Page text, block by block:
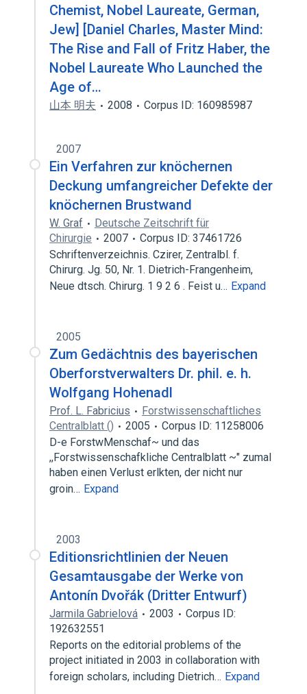
Chemist, Nobel Laureate, German,
Jew] [Daniel Charles, Master Mind:
The Rise and Fall of Fritz Haber, the
Nobel Laureate Who Launched the
Age of…
山本 明夫 2008 Corpus ID: 160985987
2007
Ein Verfahren zur knöchernen
Deckung umfangreicher Defekte der
knöchernen Brustwand
W. Graf
Deutsche Zeitschrift für
Chirurgie
2007
Corpus ID: 37461726
Schriftenverzeichnis. Czirer, Zentralbl. f.
Chirurg. Jg. 50, Nr. 1. Dietrich-Frangenheim,
Neue dtsch. Chirurg. 1 9 2 6 . Feist u… Expand
2005
Zum Gedächtnis des bayerischen
Oberforstverwalters Dr. phil. e. h.
Wolfgang Hohenadl
Prof. L. Fabricius
Forstwissenschaftliches
Centralblatt ()
2005
Corpus ID: 11258006
D-e ForstwMenschaf~ und das
,,Forstwissenschafkliche Centralblatt ~" zumal
haben einen Verlust erlkten, der nicht nur
groin… Expand
2003
Editionsrichtlinien der Neuen
Gesamtausgabe der Werke von
Antonín Dvořák (Dritter Entwurf)
Jarmila Gabrielová 2003
Corpus ID:
192632551
Reports on the editorial problems of the
project initiated in 2003 in collaboration with
foreign scholars, including Dietrich… Expand